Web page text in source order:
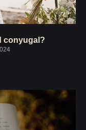
conyugal?